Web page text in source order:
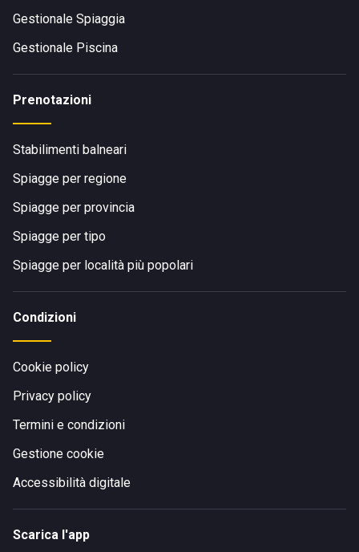
Gestionale Spiaggia
Gestionale Piscina
Prenotazioni
Stabilimenti balneari
Spiagge per regione
Spiagge per provincia
Spiagge per tipo
Spiagge per località più popolari
Condizioni
Cookie policy
Privacy policy
Termini e condizioni
Gestione cookie
Accessibilità digitale
Scarica l'app